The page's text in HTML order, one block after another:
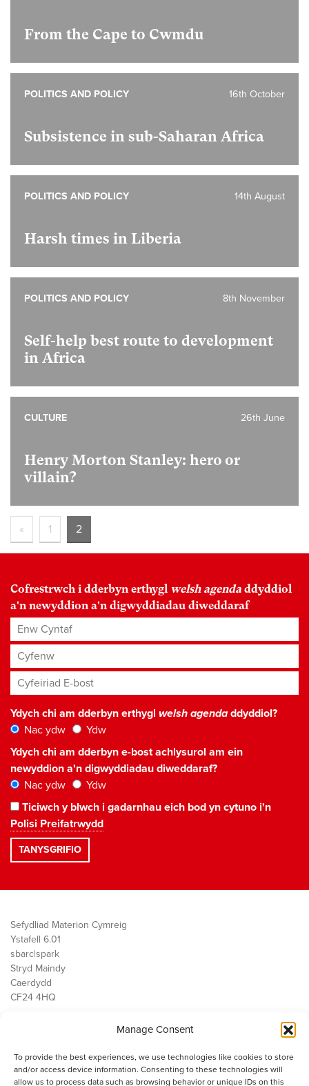
Manage Consent
To provide the best experiences, we use technologies like cookies to store
and/or access device information. Consenting to these technologies will
allow us to process data such as browsing behavior or unique IDs on this
From the Cape to Cwmdu
Subsistence in sub-Saharan Africa
16th October
POLITICS AND POLICY
Harsh times in Liberia
14th August
POLITICS AND POLICY
Self-help best route to development
in Africa
8th November
POLITICS AND POLICY
Henry Morton Stanley: hero or
villain?
26th June
CULTURE
« 1 2
Cofrestrwch i dderbyn erthygl welsh agenda ddyddiol
a'n newyddion a'n digwyddiadau diweddaraf
Enw Cyntaf
Cyfenw
Cyfeiriad E-bost*
Ydych chi am dderbyn erthygl welsh agendaddyddiol?
Nac ydw
Ydw
Ydych chi am dderbyn e-bost achlysurol am ein
newyddion a'n digwyddiadau diweddaraf?
Nac ydw
Ydw
Ticiwch y blwch i gadarnhau eich bod yn cytuno i'n
Polisi Preifatrwydd
Sefydliad Materion Cymreig
Ystafell 6.01
sbarc|spark
Stryd Maindy
Caerdydd
CF24 4HQ
Public Services
Economi